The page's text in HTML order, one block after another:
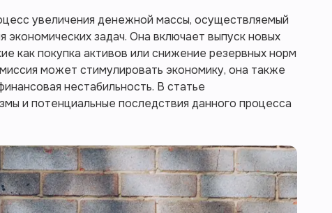
увеличения денежной массы, осуществляемый
задач. Она включает выпуск новых
как покупка активов или снижение резервных норм
может стимулировать экономику, она также
нестабильность. В статье
и потенциальные последствия данного процесса